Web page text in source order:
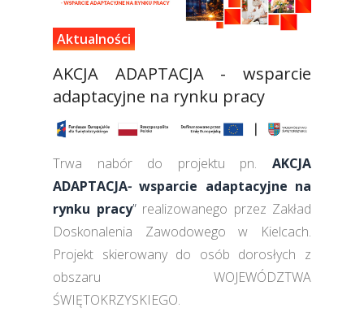
Aktualności
AKCJA ADAPTACJA - wsparcie
adaptacyjne na rynku pracy
Trwa nabór do projektu pn. AKCJA
ADAPTACJA-wsparcie adaptacyjne na
rynku pracy”realizowanego przez Zakład
Doskonalenia Zawodowego w Kielcach.
Projekt skierowany do osób dorosłych z
obszaru WOJEWÓDZTWA
ŚWIĘTOKRZYSKIEGO.